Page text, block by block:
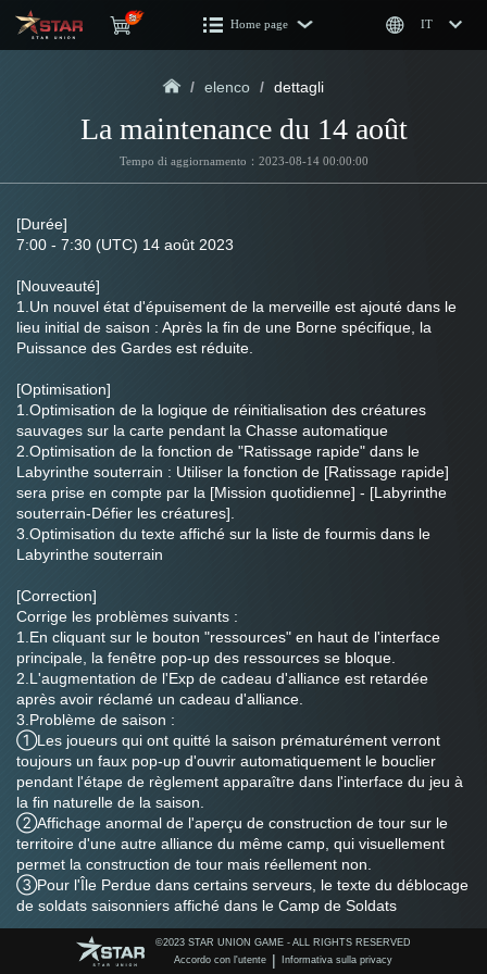
Home page IT
/ elenco / dettagli
La maintenance du 14 août
Tempo di aggiornamento：2023-08-14 00:00:00
[Durée]
7:00 - 7:30 (UTC) 14 août 2023
[Nouveauté]
1.Un nouvel état d'épuisement de la merveille est ajouté dans le
lieu initial de saison : Après la fin de une Borne spécifique, la
Puissance des Gardes est réduite.
[Optimisation]
1.Optimisation de la logique de réinitialisation des créatures
sauvages sur la carte pendant la Chasse automatique
2.Optimisation de la fonction de "Ratissage rapide" dans le
Labyrinthe souterrain : Utiliser la fonction de [Ratissage rapide]
sera prise en compte par la [Mission quotidienne] - [Labyrinthe
souterrain-Défier les créatures].
3.Optimisation du texte affiché sur la liste de fourmis dans le
Labyrinthe souterrain
[Correction]
Corrige les problèmes suivants :
1.En cliquant sur le bouton "ressources" en haut de l'interface
principale, la fenêtre pop-up des ressources se bloque.
2.L'augmentation de l'Exp de cadeau d'alliance est retardée
après avoir réclamé un cadeau d'alliance.
3.Problème de saison :
①Les joueurs qui ont quitté la saison prématurément verront
toujours un faux pop-up d'ouvrir automatiquement le bouclier
pendant l'étape de règlement apparaître dans l'interface du jeu à
la fin naturelle de la saison.
②Affichage anormal de l'aperçu de construction de tour sur le
territoire d'une autre alliance du même camp, qui visuellement
permet la construction de tour mais réellement non.
③Pour l'Île Perdue dans certains serveurs, le texte du déblocage
de soldats saisonniers affiché dans le Camp de Soldats
Saisonniers est incorrecte
④Les joueurs qui ont été rétrogradés en R0 dans certaines
circonstances apparaîtront à tort dans la liste R1 et ne pourront
©️2023 STAR UNION GAME - ALL RIGHTS RESERVED
Accordo con l'utente | Informativa sulla privacy